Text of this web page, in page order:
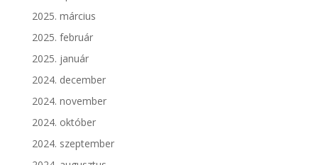
2025. március
2025. február
2025. január
2024. december
2024. november
2024. október
2024. szeptember